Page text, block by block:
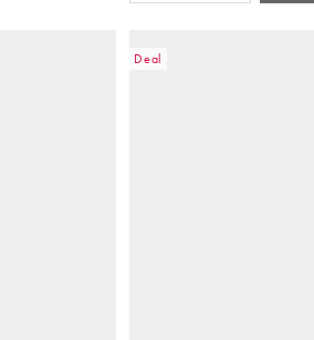
Deal